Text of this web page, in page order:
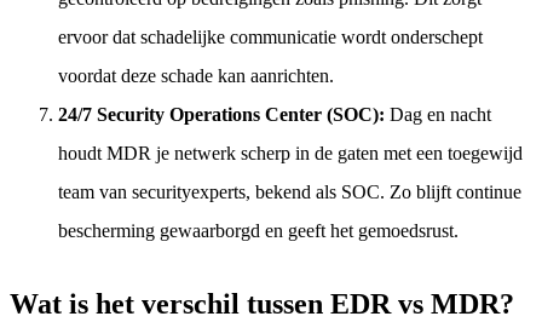
ervoor dat schadelijke communicatie wordt onderschept
voordat deze schade kan aanrichten.
24/7 Security Operations Center (SOC): Dag en nacht
houdt MDR je netwerk scherp in de gaten met een toegewijd
team van securityexperts, bekend als SOC. Zo blijft continue
bescherming gewaarborgd en geeft het gemoedsrust.
Wat is het verschil tussen EDR vs MDR?